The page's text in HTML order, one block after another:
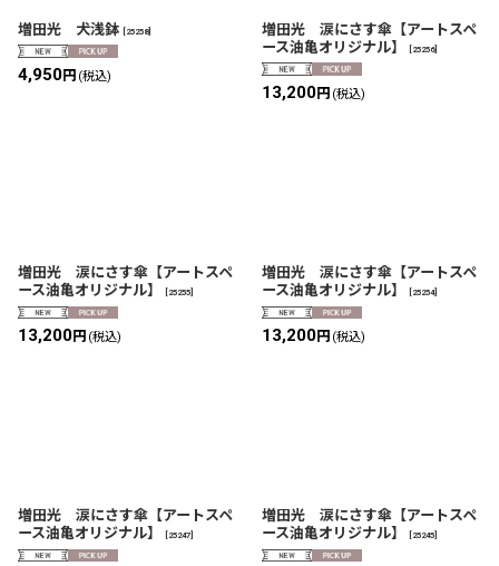
増田光 犬浅鉢 [25258]
4,950円 (税込)
増田光 涙にさす傘【アートスペ
ース油亀オリジナル】
[25256]
13,200円 (税込)
増田光 涙にさす傘【アートスペ
ース油亀オリジナル】
25255
13,200円 (税込)
増田光 涙にさす傘【アートスペ
ース油亀オリジナル】
25254]
13,200円 (税込)
増田光 涙にさす傘【アートスペ
ース油亀オリジナル】
25247
増田光 涙にさす傘【アートスペ
ース油亀オリジナル】
25245